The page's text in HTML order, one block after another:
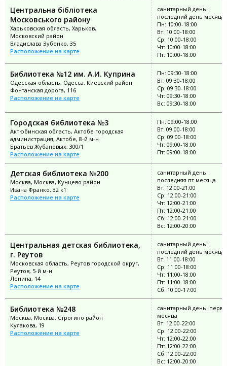
Центральна бібліотека
Московського району
Харьковская область, Харьков,
Московский район
Владислава Зубенко, 35
Расположение на карте
санитарный день:
последний день месяца
Пн: 10:00-18:00
Вт: 10:00-18:00
Ср: 10:00-18:00
Чт: 10:00-18:00
Пт: 10:00-18:00
Библиотека №12 им. А.И. Куприна
Одесская область, Одесса, Киевский район
Фонтанская дорога, 116
Расположение на карте
Пн: 09:30-18:00
Вт: 09:30-18:00
Ср: 09:30-18:00
Чт: 09:30-18:00
Вс: 09:30-18:00
Городская библиотека №3
Актюбинская область, Актобе городская
администрация, Актобе, 8-й м-н
Братьев Жубановых, 300/1
Расположение на карте
Пн: 09:00-18:00
Вт: 09:00-18:00
Ср: 09:00-18:00
Чт: 09:00-18:00
Пт: 09:00-18:00
Детская библиотека №200
Москва, Москва, Кунцево район
Ивана Франко, 32 к1
Расположение на карте
санитарный день:
последняя пт месяца
Вт: 12:00-21:00
Ср: 12:00-21:00
Чт: 12:00-21:00
Пт: 12:00-21:00
Сб: 12:00-21:00
Вс: 12:00-20:00
Центральная детская библиотека,
г. Реутов
Московская область, Реутов городской округ,
Реутов, 5-й м-н
Ленина, 14
Расположение на карте
санитарный день:
последний день месяца
Вт: 11:00-18:00
Ср: 11:00-18:00
Чт: 11:00-18:00
Пт: 11:00-18:00
Сб: 10:00-17:00
Библиотека №248
Москва, Москва, Строгино район
Кулакова, 19
Расположение на карте
санитарный день:
месяца
Вт: 12:00-22:00
Ср: 12:00-22:00
Чт: 12:00-22:00
Пт: 12:00-22:00
Сб: 12:00-22:00
Вс: 12:00-20:00